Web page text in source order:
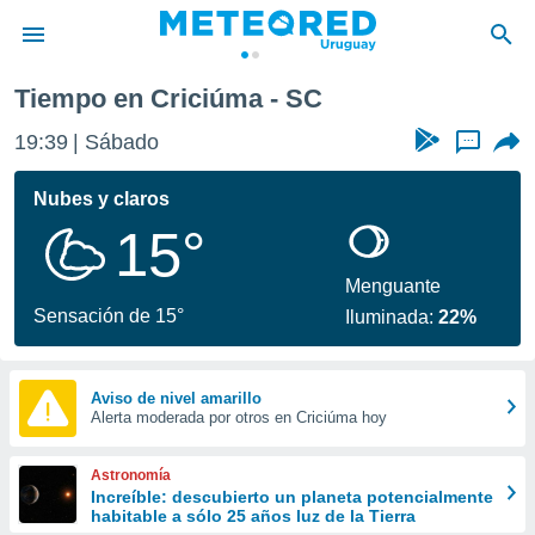
de
ha
calidad.
a este
las
y
forma
digital
basada
Tiempo en Criciúma - SC
19:39 Sábado ...
Nubes y claros
15°
Sensación de 15°
Menguante
Iluminada:22%
Aviso de nivel amarillo
Alerta moderada por otros en Criciúma hoy
Astronomía
Increíble: descubierto un planeta potencialmente
habitable a sólo 25 años luz de la Tierra